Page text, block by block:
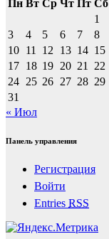
Пн Вт Ср Чт Пт Сб
1
3
4 5 6 7 8
10 11 12 13 14 15
17 18 19 20 21 22
24 25 26 27 28 29
31
« Июл
Панель управления
Регистрация
Войти
Entries RSS